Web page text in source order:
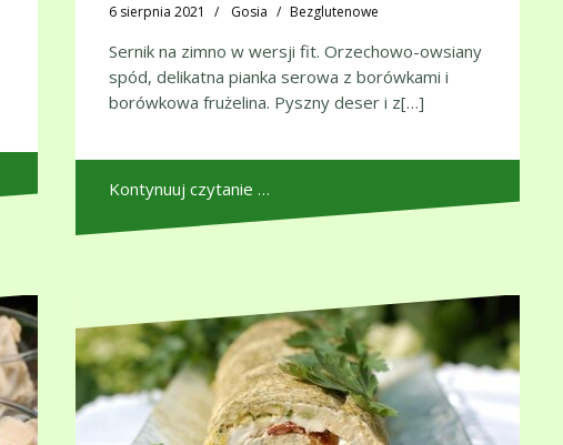
6 sierpnia 2021 Gosia Bezglutenowe
Sernik na zimno w wersji fit. Orzechowo-owsiany
spód, delikatna pianka serowa z borówkami i
borówkowa frużelina. Pyszny deser i z[…]
Kontynuuj czytanie …